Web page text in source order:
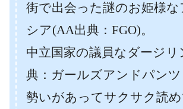
街で出会った謎のお姫様な
シア(AA出典：FGO)。
中立国家の議員なダージリ
典：ガールズアンドパンツ
勢いがあってサクサク読